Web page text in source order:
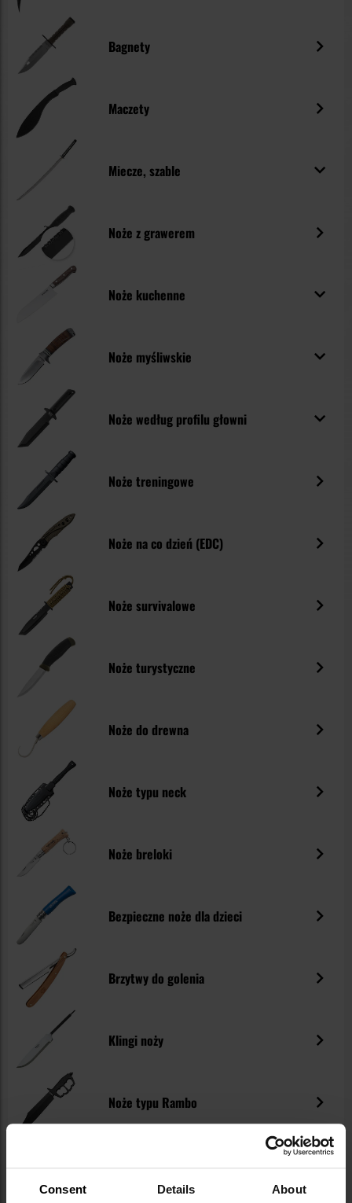
Consent Details About
Bagnety
Maczety
Miecze, szable
Noże z grawerem
Noże kuchenne
Noże myśliwskie
Noże według profilu głowni
Noże treningowe
Noże na co dzień (EDC)
Noże survivalowe
Noże turystyczne
Noże do drewna
Noże typu neck
Noże breloki
Bezpieczne noże dla dzieci
Brzytwy do golenia
Klingi noży
Noże typu Rambo
Noże Counter Strike